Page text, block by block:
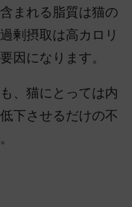
まれる脂質は猫の
剰摂取は高カロリ
因になります。
、猫にとっては内
下させるだけの不